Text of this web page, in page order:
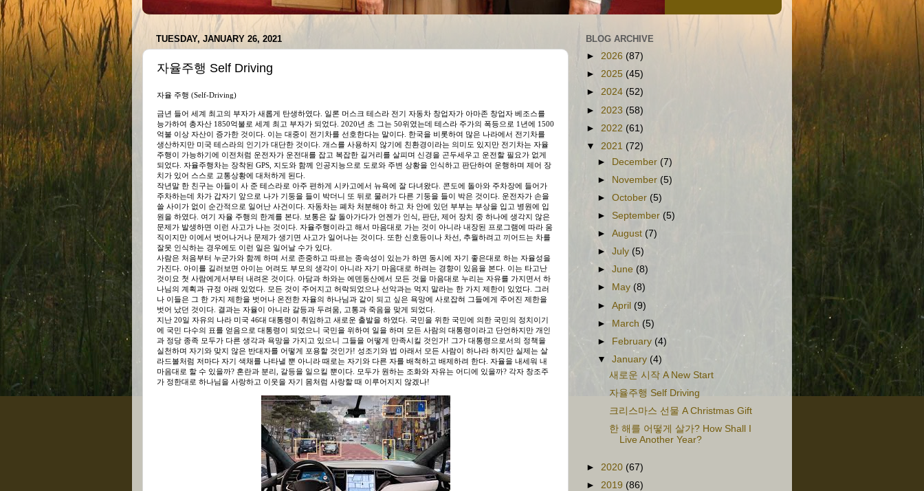
TUESDAY, JANUARY 26, 2021
자율주행 Self Driving
자율 주행 (Self-Driving)
금년 들어 세계 최고의 부자가 새롭게 탄생하였다. 일론 머스크 테스라 전기 자동차 창업자가 아마존 창업자 베조스를
능가하여 총자산 1850억불로 세계 최고 부자가 되었다. 2020년 초 그는 50위였는데 테스라 주가의 폭등으로 1년에 1500
억불 이상 자산이 증가한 것이다. 이는 대중이 전기차를 선호한다는 말이다. 한국을 비롯하여 많은 나라에서 전기차를
생산하지만 미국 테스라의 인기가 대단한 것이다. 개스를 사용하지 않기에 친환경이라는 의미도 있지만 전기차는 자율
주행이 가능하기에 이전처럼 운전자가 운전대를 잡고 복잡한 길거리를 살피며 신경을 곤두세우고 운전할 필요가 없게
되었다. 자율주행차는 장착된 GPS, 지도와 함께 인공지능으로 도로와 주변 상황을 인식하고 판단하여 운행하며 제어 장
치가 있어 스스로 교통상황에 대처하게 된다.
작년말 한 친구는 아들이 사 준 테스라로 아주 편하게 시카고에서 뉴욕에 잘 다녀왔다. 콘도에 돌아와 주차장에 들어가
주차하는데 차가 갑자기 앞으로 나가 기둥을 들이 박더니 또 뒤로 물러가 다른 기둥을 들이 박은 것이다. 운전자가 손을
쓸 사이가 없이 순간적으로 일어난 사건이다. 자동차는 폐차 처분해야 하고 차 안에 있던 부부는 부상을 입고 병원에 입
원을 하였다. 여기 자율 주행의 한계를 본다. 보통은 잘 돌아가다가 언젠가 인식, 판단, 제어 장치 중 하나에 생각지 않은
문제가 발생하면 이런 사고가 나는 것이다. 자율주행이라고 해서 마음대로 가는 것이 아니라 내장된 프로그램에 따라 움
직이지만 이에서 벗어나거나 문제가 생기면 사고가 일어나는 것이다. 또한 신호등이나 차선, 추월하려고 끼어드는 차를
잘못 인식하는 경우에도 이런 일은 일어날 수가 있다.
사람은 처음부터 누군가와 함께 하며 서로 존중하고 따르는 종속성이 있는가 하면 동시에 자기 좋은대로 하는 자율성을
가진다. 아이를 길러보면 아이는 어려도 부모의 생각이 아니라 자기 마음대로 하려는 경향이 있음을 본다. 이는 타고난
것이요 첫 사람에게서부터 내려온 것이다. 아담과 하와는 에덴동산에서 모든 것을 마음대로 누리는 자유를 가지면서 하
나님의 계획과 규정 아래 있었다. 모든 것이 주어지고 허락되었으나 선악과는 먹지 말라는 한 가지 제한이 있었다. 그러
나 이들은 그 한 가지 제한을 벗어나 온전한 자율의 하나님과 같이 되고 싶은 욕망에 사로잡혀 그들에게 주어진 제한을
벗어 났던 것이다. 결과는 자율이 아니라 갈등과 두려움, 고통과 죽음을 맞게 되었다.
지난 20일 자유의 나라 미국 46대 대통령이 취임하고 새로운 출발을 하였다. 국민을 위한 국민에 의한 국민의 정치이기
에 국민 다수의 표를 얻음으로 대통령이 되었으니 국민을 위하여 일을 하며 모든 사람의 대통령이라고 단언하지만 개인
과 정당 종족 모두가 다른 생각과 욕망을 가지고 있으니 그들을 어떻게 만족시킬 것인가! 그가 대통령으로서의 정책을
실천하며 자기와 맞지 않은 반대자를 어떻게 포용할 것인가! 성조기와 법 아래서 모든 사람이 하나라 하지만 실제는 살
라드볼처럼 저마다 자기 색채를 나타낼 뿐 아니라 때로는 자기와 다른 자를 배척하고 배제하려 한다. 자율을 내세워 내
마음대로 할 수 있을까? 혼란과 분리, 갈등을 일으킬 뿐이다. 모두가 원하는 조화와 자유는 어디에 있을까? 각자 창조주
가 정한대로 하나님을 사랑하고 이웃을 자기 몸처럼 사랑할 때 이루어지지 않겠나!
BLOG ARCHIVE
► 2026 (87)
► 2025 (45)
► 2024 (52)
► 2023 (58)
► 2022 (61)
▼ 2021 (72)
► December (7)
► November(5)
►October(5)
► September(5)
►August (7)
►July (5)
►June (8)
►
May(8)
►April (9)
► March (5)
►
February(4)
▼January (4)
새로운 시작 A New Start
자율주행 Self Driving
크리스마스 선물 A Christmas Gift
한 해를 어떻게 살가? How Shall I
Live Another Year?
► 2020 (67)
► 2019 (86)